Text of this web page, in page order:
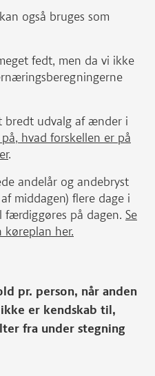
også bruges som
fedt, men da vi ikke
bredt udvalg af ænder i
på, hvad forskellen er på
.
andelår og andebryst
middagen) flere dage i
færdiggøres på dagen. Se
her.
pr. person, når anden
er kendskab til,
fra under stegning